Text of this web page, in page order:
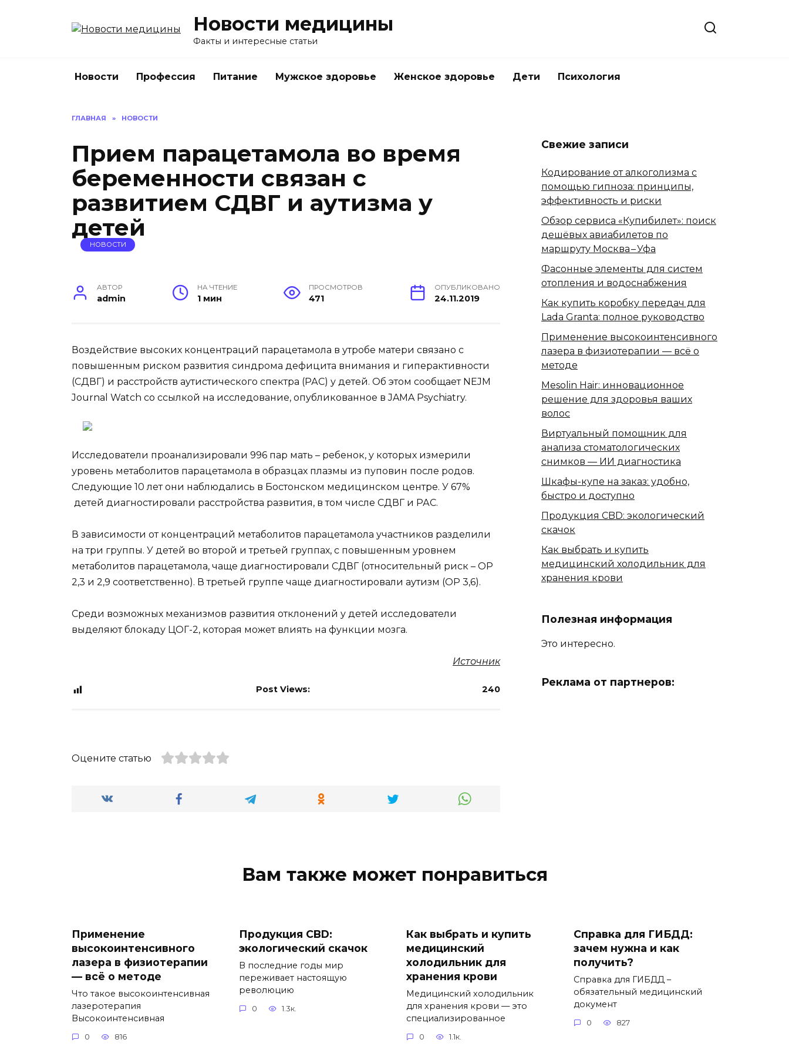
Новости медицины
Факты и интересные статьи
Новости Профессия Питание Мужское здоровье Женское здоровье Дети Психология
ГЛАВНАЯ » НОВОСТИ
Прием парацетамола во время
беременности связан с
развитием СДВГ и аутизма у
детей
НОВОСТИ
АВТОР
admin
НА ЧТЕНИЕ
1 мин
ПРОСМОТРОВ
471
ОПУБЛИКОВАНО
24.11.2019
Воздействие высоких концентраций парацетамола в утробе матери связано с
повышенным риском развития синдрома дефицита внимания и гиперактивности
(СДВГ) и расстройств аутистического спектра (РАС) у детей. Об этом сообщает NEJM
Journal Watch со ссылкой на исследование, опубликованное в JAMA Psychiatry.
Исследователи проанализировали 996 пар мать – ребенок, у которых измерили
уровень метаболитов парацетамола в образцах плазмы из пуповин после родов.
Следующие 10 лет они наблюдались в Бостонском медицинском центре. У 67%
детей диагностировали расстройства развития, в том числе СДВГ и РАС.
В зависимости от концентраций метаболитов парацетамола участников разделили
на три группы. У детей во второй и третьей группах, с повышенным уровнем
метаболитов парацетамола, чаще диагностировали СДВГ (относительный риск – ОР
2,3 и 2,9 соответственно). В третьей группе чаще диагностировали аутизм (ОР 3,6).
Среди возможных механизмов развития отклонений у детей исследователи
выделяют блокаду ЦОГ-2, которая может влиять на функции мозга.
Источник
Post Views: 240
Оцените статью
Свежие записи
Кодирование от алкоголизма с
помощью гипноза: принципы,
эффективность и риски
Обзор сервиса «Купибилет»: поиск
дешёвых авиабилетов по
маршруту Москва – Уфа
Фасонные элементы для систем
отопления и водоснабжения
Как купить коробку передач для
Lada Granta: полное руководство
Применение высокоинтенсивного
лазера в физиотерапии — всё о
методе
Mesolin Hair: инновационное
решение для здоровья ваших
волос
Виртуальный помощник для
анализа стоматологических
снимков — ИИ диагностика
Шкафы-купе на заказ: удобно,
быстро и доступно
Продукция CBD: экологический
скачок
Как выбрать и купить
медицинский холодильник для
хранения крови
Полезная информация
Это интересно.
Реклама от партнеров:
Вам также может понравиться
Применение
высокоинтенсивного
лазера в физиотерапии
— всё о методе
Что такое высокоинтенсивная
лазеротерапия
Высокоинтенсивная
0 816
Продукция CBD:
экологический скачок
В последние годы мир
переживает настоящую
революцию
0 1.3к.
Как выбрать и купить
медицинский
холодильник для
хранения крови
Медицинский холодильник
для хранения крови — это
специализированное
0 1.1к.
Справка для ГИБДД:
зачем нужна и как
получить?
Справка для ГИБДД –
обязательный медицинский
документ
0 827